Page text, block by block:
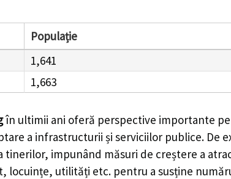
Populație
1,641
1,663
în ultimii ani oferă perspective importante
a infrastructurii și serviciilor publice. De
impunând măsuri de creștere a
locuințe, utilități etc. pentru a susține